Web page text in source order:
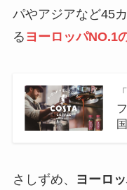
パやアジアなど45
る ヨーロッパNO.1
さしずめ、 ヨーロ